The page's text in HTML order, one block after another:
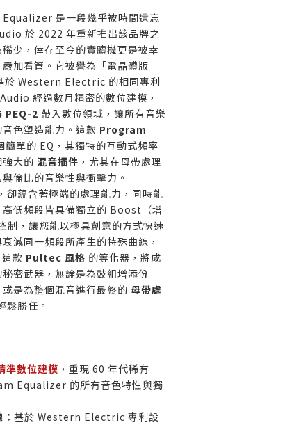
是一段幾乎被時間遺忘
於 2022 年重新推出該品牌之
少，倖存至今的實體機更是被幸
加看管。它被譽為「電晶體版
於 Western Electric 的相同專利
經過數月精密的數位建模，
PEQ-2 帶入數位領域，讓所有音樂
色塑造能力。這款 Program
簡單的 EQ，其獨特的互動式頻率
大的 混音插件 ，尤其在母帶處理
倫比的音樂性與衝擊力。
卻蘊含著極端的處理能力，同時能
低頻段皆具備獨立的 Boost（增
，讓您能以極具創意的方式快速
減同一頻段所產生的特殊曲線，
款 Pultec 風格 的等化器，將成
密武器，無論是為鼓組增添份
是為整個混音進行最終的 母帶處
鬆勝任。
準數位建模 ，重現 60 年代稀有
Equalizer 的所有音色特性與獨
基於 Western Electric 專利設